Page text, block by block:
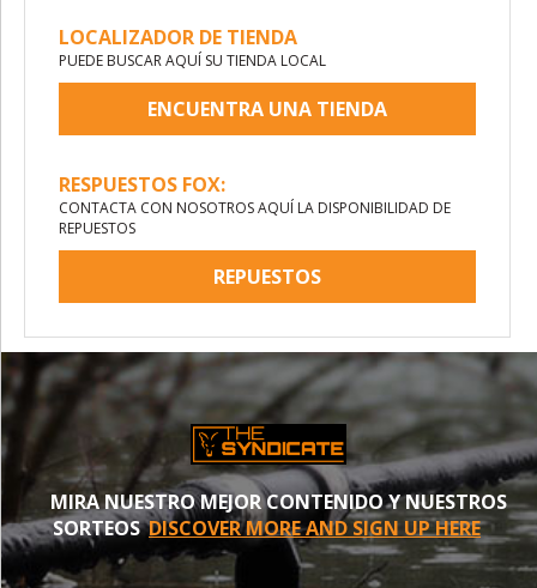
LOCALIZADOR DE TIENDA
PUEDE BUSCAR AQUÍ SU TIENDA LOCAL
ENCUENTRA UNA TIENDA
RESPUESTOS FOX:
CONTACTA CON NOSOTROS AQUÍ LA DISPONIBILIDAD DE
REPUESTOS
REPUESTOS
MIRA NUESTRO MEJOR CONTENIDO Y NUESTROS
SORTEOSDISCOVER MORE AND SIGN UP HERE